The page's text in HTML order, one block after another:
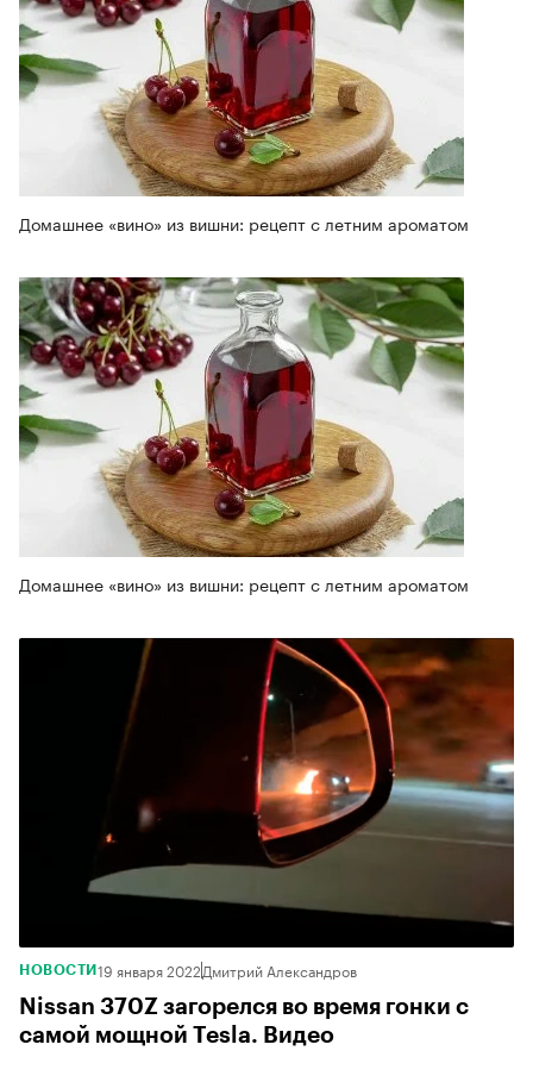
Домашнее «вино» из вишни: рецепт с летним ароматом
Домашнее «вино» из вишни: рецепт с летним ароматом
НОВОСТИ 19 января 2022Дмитрий Александров
Nissan 370Z загорелся во время гонки с
самой мощной Tesla. Видео